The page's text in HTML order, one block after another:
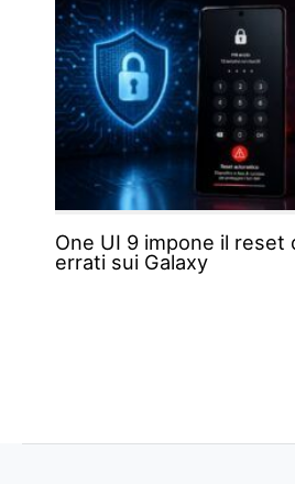
One UI 9 impone il reset
errati sui Galaxy